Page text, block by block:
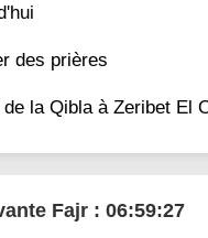
des prières
la Qibla à Zeribet El
Fajr : 06:59:26